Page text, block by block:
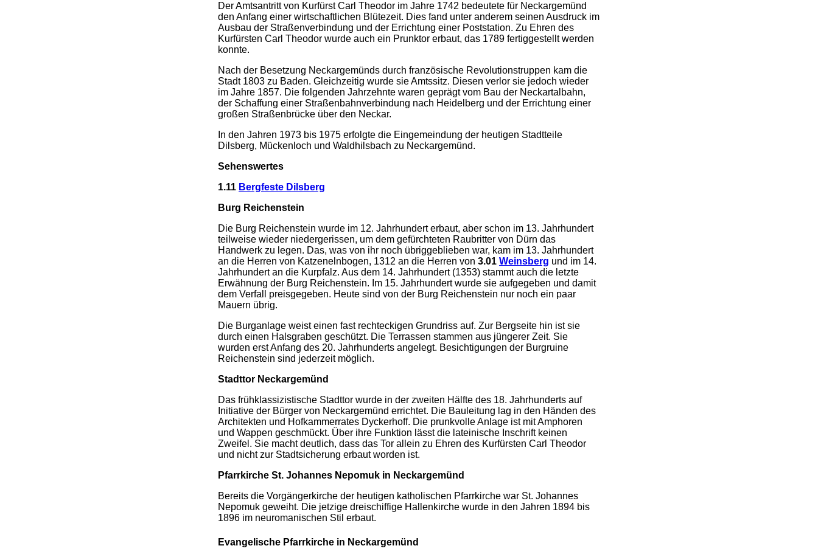
Der Amtsantritt von Kurfürst Carl Theodor im Jahre 1742 bedeutete für Neckargemünd
den Anfang einer wirtschaftlichen Blütezeit. Dies fand unter anderem seinen Ausdruck im
Ausbau der Straßenverbindung und der Errichtung einer Poststation. Zu Ehren des
Kurfürsten Carl Theodor wurde auch ein Prunktor erbaut, das 1789 fertiggestellt werden
konnte.
Nach der Besetzung Neckargemünds durch französische Revolutionstruppen kam die
Stadt 1803 zu Baden. Gleichzeitig wurde sie Amtssitz. Diesen verlor sie jedoch wieder
im Jahre 1857. Die folgenden Jahrzehnte waren geprägt vom Bau der Neckartalbahn,
der Schaffung einer Straßenbahnverbindung nach Heidelberg und der Errichtung einer
großen Straßenbrücke über den Neckar.
In den Jahren 1973 bis 1975 erfolgte die Eingemeindung der heutigen Stadtteile
Dilsberg, Mückenloch und Waldhilsbach zu Neckargemünd.
Sehenswertes
1.11 Bergfeste Dilsberg
Burg Reichenstein
Die Burg Reichenstein wurde im 12. Jahrhundert erbaut, aber schon im 13. Jahrhundert
teilweise wieder niedergerissen, um dem gefürchteten Raubritter von Dürn das
Handwerk zu legen. Das, was von ihr noch übriggeblieben war, kam im 13. Jahrhundert
an die Herren von Katzenelnbogen, 1312 an die Herren von 3.01 Weinsberg und im 14.
Jahrhundert an die Kurpfalz. Aus dem 14. Jahrhundert (1353) stammt auch die letzte
Erwähnung der Burg Reichenstein. Im 15. Jahrhundert wurde sie aufgegeben und damit
dem Verfall preisgegeben. Heute sind von der Burg Reichenstein nur noch ein paar
Mauern übrig.
Die Burganlage weist einen fast rechteckigen Grundriss auf. Zur Bergseite hin ist sie
durch einen Halsgraben geschützt. Die Terrassen stammen aus jüngerer Zeit. Sie
wurden erst Anfang des 20. Jahrhunderts angelegt. Besichtigungen der Burgruine
Reichenstein sind jederzeit möglich.
Stadttor Neckargemünd
Das frühklassizistische Stadttor wurde in der zweiten Hälfte des 18. Jahrhunderts auf
Initiative der Bürger von Neckargemünd errichtet. Die Bauleitung lag in den Händen des
Architekten und Hofkammerrates Dyckerhoff. Die prunkvolle Anlage ist mit Amphoren
und Wappen geschmückt. Über ihre Funktion lässt die lateinische Inschrift keinen
Zweifel. Sie macht deutlich, dass das Tor allein zu Ehren des Kurfürsten Carl Theodor
und nicht zur Stadtsicherung erbaut worden ist.
Pfarrkirche St. Johannes Nepomuk in Neckargemünd
Bereits die Vorgängerkirche der heutigen katholischen Pfarrkirche war St. Johannes
Nepomuk geweiht. Die jetzige dreischiffige Hallenkirche wurde in den Jahren 1894 bis
1896 im neuromanischen Stil erbaut.
Evangelische Pfarrkirche in Neckargemünd